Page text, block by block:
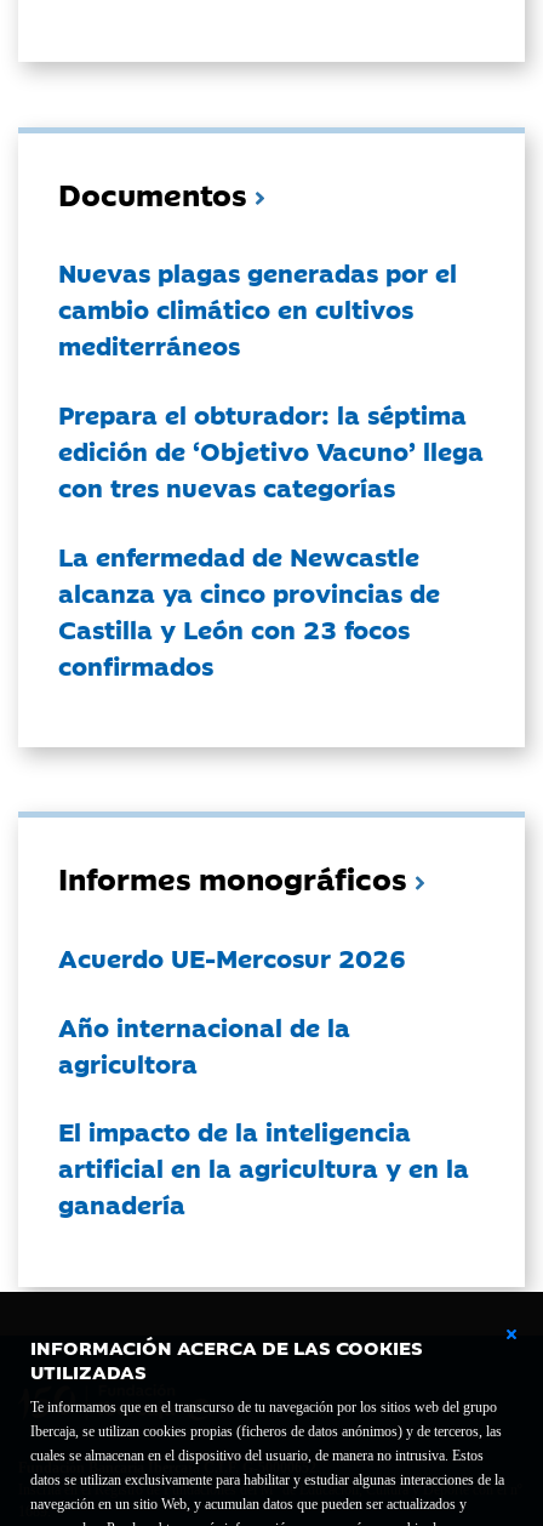
INFORMACIÓN ACERCA DE LAS COOKIES
UTILIZADAS
Te informamos que en el transcurso de tu navegación por los sitios web del grupo
Ibercaja, se utilizan cookies propias (ficheros de datos anónimos) y de terceros, las
cuales se almacenan en el dispositivo del usuario, de manera no intrusiva. Estos
datos se utilizan exclusivamente para habilitar y estudiar algunas interacciones de la
navegación en un sitio Web, y acumulan datos que pueden ser actualizados y
Documentos
Nuevas plagas generadas por el
cambio climático en cultivos
mediterráneos
Prepara el obturador: la séptima
edición de ‘Objetivo Vacuno’ llega
con tres nuevas categorías
La enfermedad de Newcastle
alcanza ya cinco provincias de
Castilla y León con 23 focos
confirmados
Informes monográficos
Acuerdo UE-Mercosur 2026
Año internacional de la
agricultora
El impacto de la inteligencia
artificial en la agricultura y en la
ganadería
Fundación Bancaria Ibercaja C.I.F. G-50000652.
Inscrita en el Registro de Fundaciones del Mº de Educación, Cultura y Deporte con el nº
1689.